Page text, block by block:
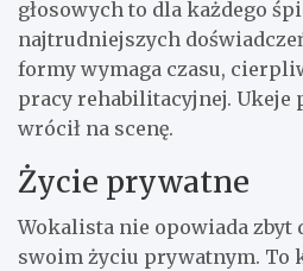
głosowych to dla każdego
najtrudniejszych
formy wymaga czasu,
pracy rehabilitacyjnej. Ukeje
wrócił na scenę.
Życie prywatne
Wokalista nie opowiada zbyt
swoim życiu prywatnym. To